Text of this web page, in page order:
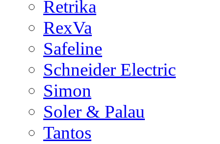
Retrika
RexVa
Safeline
Schneider Electric
Simon
Soler & Palau
Tantos